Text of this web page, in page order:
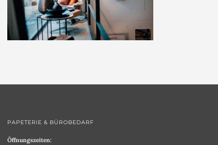
PAPETERIE & BÜROBEDARF
Öffnungszeiten: